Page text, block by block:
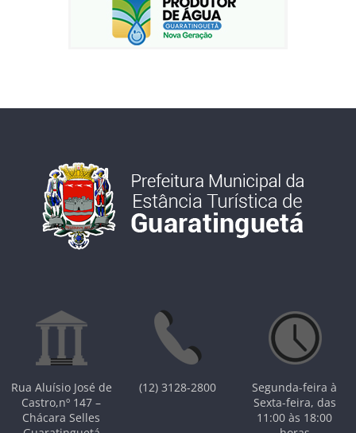
Rua Aluísio José de
Castro,nº 147 –
Chácara Selles
(12) 3128-2800
Segunda-feira à
Sexta-feira, das
11:00 às 18:00